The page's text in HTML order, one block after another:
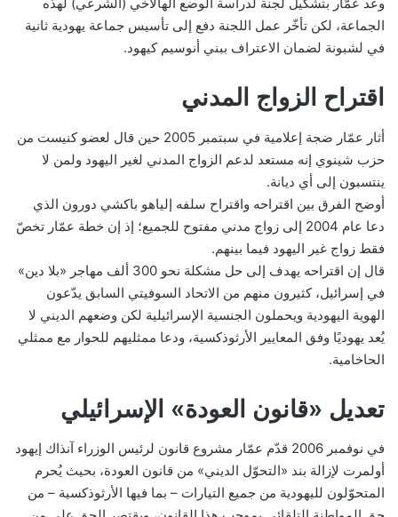
وعد عمّار بتشكيل لجنة لدراسة الوضع الهالاخي (الشرعي) لهذه
الجماعة، لكن تأخّر عمل اللجنة دفع إلى تأسيس جماعة يهودية ثانية
في لشبونة لضمان الاعتراف ببني أنوسيم كيهود.
اقتراح الزواج المدني
أثار عمّار ضجة إعلامية في سبتمبر 2005 حين قال لعضو كنيست من
حزب شينوي إنه مستعد لدعم الزواج المدني لغير اليهود ولمن لا
ينتسبون إلى أي ديانة.
أوضح الفرق بين اقتراحه واقتراح سلفه إلياهو باكشي دورون الذي
دعا عام 2004 إلى زواج مدني مفتوح للجميع؛ إذ إن خطة عمّار تخصّ
فقط زواج غير اليهود فيما بينهم.
قال إن اقتراحه يهدف إلى حل مشكلة نحو 300 ألف مهاجر «بلا دين»
في إسرائيل، كثيرون منهم من الاتحاد السوفيتي السابق يدّعون
الهوية اليهودية ويحملون الجنسية الإسرائيلية لكن وضعهم الديني لا
يُعد يهوديًا وفق المعايير الأرثوذكسية، ودعا ممثليهم للحوار مع ممثلي
الحاخامية.
تعديل «قانون العودة» الإسرائيلي
في نوفمبر 2006 قدّم عمّار مشروع قانون لرئيس الوزراء آنذاك إيهود
أولمرت لإزالة بند «التحوّل الديني» من قانون العودة، بحيث يُحرم
المتحوّلون لليهودية من جميع التيارات – بما فيها الأرثوذكسية – من